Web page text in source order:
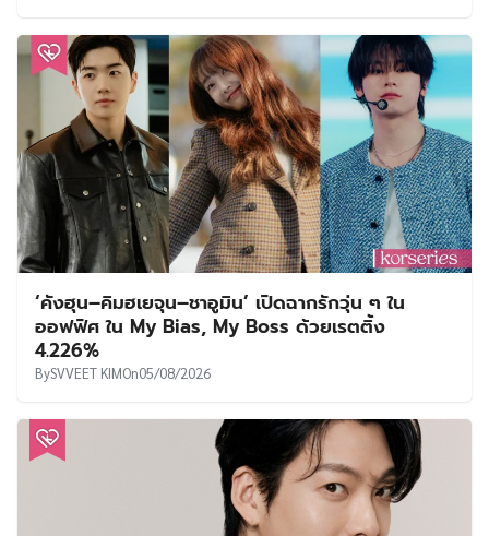
‘คังฮุน–คิมฮเยจุน–ชาอูมิน’ เปิดฉากรักวุ่น ๆ ใน
ออฟฟิศ ใน My Bias, My Boss ด้วยเรตติ้ง
4.226%
BySVVEET KIMOn05/08/2026